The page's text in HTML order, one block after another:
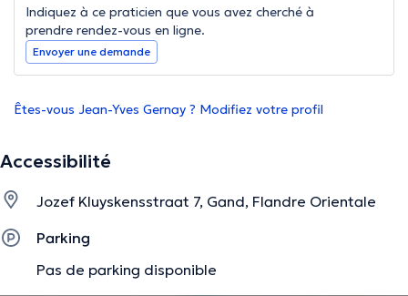
Indiquez à ce praticien que vous avez cherché à
prendre rendez-vous en ligne.
Envoyer une demande
Êtes-vous Jean-Yves Gernay ? Modifiez votre profil
Accessibilité
Jozef Kluyskensstraat 7, Gand, Flandre Orientale
Parking
Pas de parking disponible